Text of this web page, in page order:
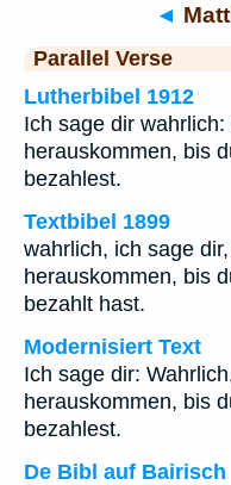
◄
Parallel Verse
Lutherbibel 1912
Ich sage dir
herauskommen, bis
bezahlest.
Textbibel 1899
wahrlich, ich sage
herauskommen, bis
bezahlt hast.
Modernisiert Text
Ich sage dir:
herauskommen, bis
bezahlest.
De Bibl auf Bairisch